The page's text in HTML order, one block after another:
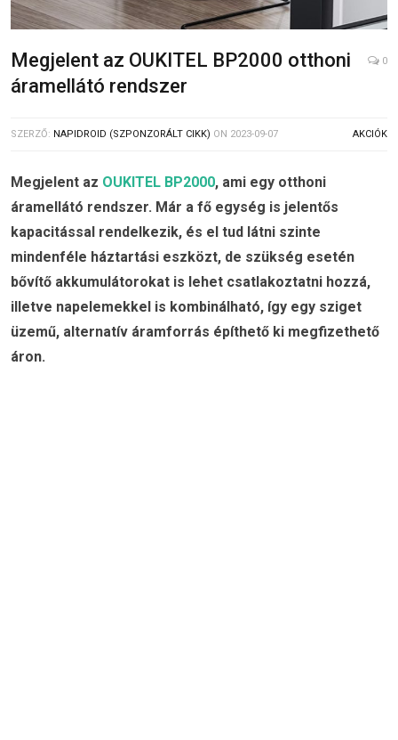
Megjelent az OUKITEL BP2000 otthoni
áramellátó rendszer
0
SZERZŐ: NAPIDROID (SZPONZORÁLT CIKK) ON 2023-09-07 AKCIÓK
Megjelent az OUKITEL BP2000, ami egy otthoni
áramellátó rendszer. Már a fő egység is jelentős
kapacitással rendelkezik, és el tud látni szinte
mindenféle háztartási eszközt, de szükség esetén
bővítő akkumulátorokat is lehet csatlakoztatni hozzá,
illetve napelemekkel is kombinálható, így egy sziget
üzemű, alternatív áramforrás építhető ki megfizethető
áron.